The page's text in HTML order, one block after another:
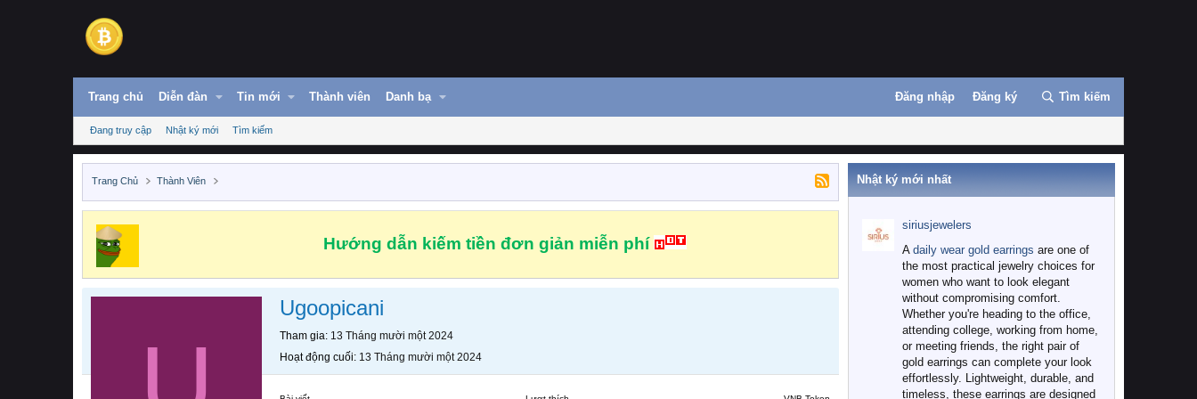
Trang chủ Diễn đàn Tin mới Thành viên Danh bạ Đăng nhập Đăng ký Tìm kiếm
Đang truy cập Nhật ký mới Tìm kiếm
Trang Chủ Thành Viên
Hướng dẫn kiếm tiền đơn giản miễn phí
Ugoopicani
Tham gia 13 Tháng mười một 2024
Hoạt động cuối 13 Tháng mười một 2024
Nhật ký mới nhất
siriusjewelers
A daily wear gold earrings are one of
the most practical jewelry choices for
women who want to look elegant
without compromising comfort.
Whether you're heading to the office,
attending college, working from home,
or meeting friends, the right pair of
gold earrings can complete your look
effortlessly. Lightweight, durable, and
timeless, these earrings are designed